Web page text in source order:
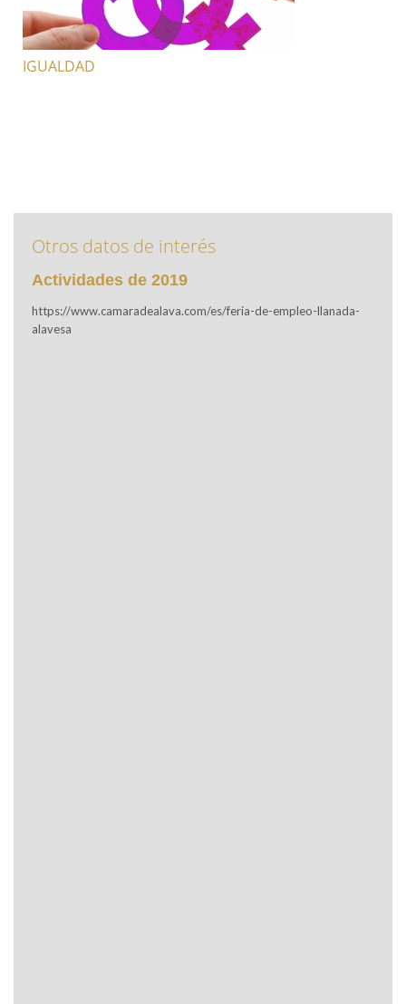
IGUALDAD
Otros datos de interés
Actividades de 2019
https://www.camaradealava.com/es/feria-de-empleo-llanada-
alavesa